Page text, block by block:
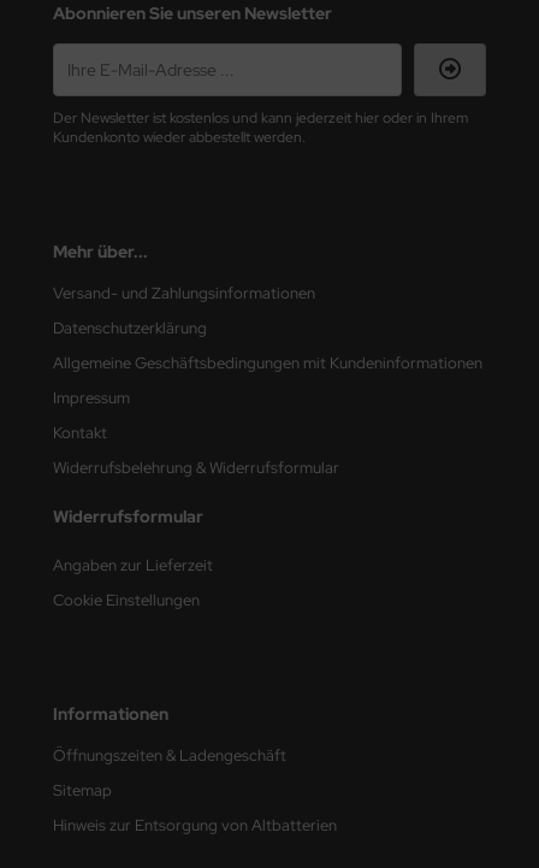
Abonnieren Sie unseren Newsletter
Der Newsletter ist kostenlos und kann jederzeit hier oder in Ihrem
Kundenkonto wieder abbestellt werden.
Mehr über...
Versand- und Zahlungsinformationen
Datenschutzerklärung
Allgemeine Geschäftsbedingungen mit Kundeninformationen
Impressum
Kontakt
Widerrufsbelehrung & Widerrufsformular
Widerrufsformular
Angaben zur Lieferzeit
Cookie Einstellungen
Informationen
Öffnungszeiten & Ladengeschäft
Sitemap
Hinweis zur Entsorgung von Altbatterien
Hobby
Hobby / Gunze Sangyo
Beemax
Hobby
Hobbies
Nunu